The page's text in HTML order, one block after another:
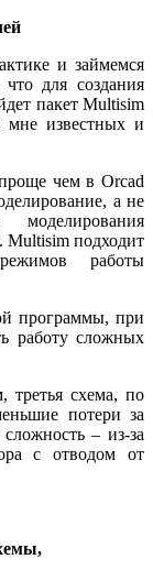
и займемся
для создания
пакет Multisim
мне известных и
чем в Orcad
а не
Multisim подходит
работы
программы, при
работу сложных
третья схема, по
потери за
– из-за
с отводом от